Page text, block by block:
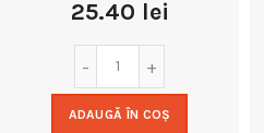
25.40 lei
ADAUGĂ ÎN COȘ